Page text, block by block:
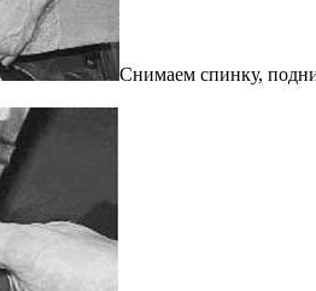
Снимаем спинку,